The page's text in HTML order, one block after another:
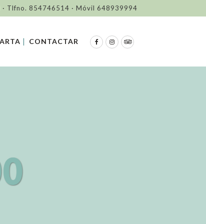
· Tlfno. 854746514 · Móvil 648939994
CONTACTAR